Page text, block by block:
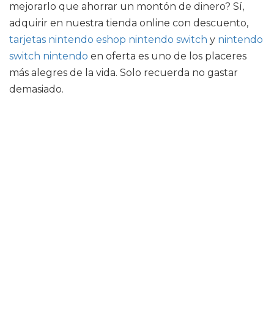
mejorarlo que ahorrar un montón de dinero? Sí,
adquirir en nuestra tienda online con descuento,
tarjetas nintendo eshop nintendo switch y nintendo
switch nintendo en oferta es uno de los placeres
más alegres de la vida. Solo recuerda no gastar
demasiado.